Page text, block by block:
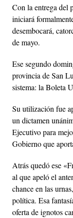
Con la entrega del
iniciará
desembocará,
de mayo.
Ese segundo
provincia de San
sistema: la Boleta
Su utilización fue
un dictamen
Ejecutivo para
Gobierno que
Atrás quedó ese
al que apeló el
chance en las
política. Esa
oferta de ignotos